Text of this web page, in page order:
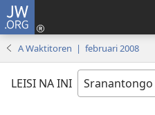
JW.ORG
A Waktitoren | februari 2008
LEISI NA INI